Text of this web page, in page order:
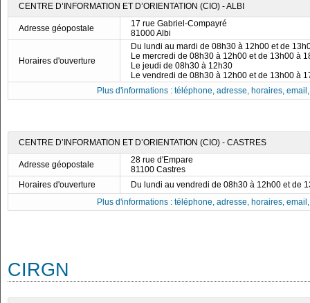
CENTRE D’INFORMATION ET D’ORIENTATION (CIO) - ALBI
Adresse géopostale
17 rue Gabriel-Compayré
81000 Albi
Horaires d'ouverture
Du lundi au mardi de 08h30 à 12h00 et de
Le mercredi de 08h30 à 12h00 et de 13h00 à
Le jeudi de 08h30 à 12h30
Le vendredi de 08h30 à 12h00 et de 13h00 à
Plus d'informations : téléphone, adresse, horaires,
CENTRE D’INFORMATION ET D’ORIENTATION (CIO) - CASTRES
Adresse géopostale
28 rue d'Empare
81100 Castres
Horaires d'ouverture
Du lundi au vendredi de 08h30 à 12h00 et de
Plus d'informations : téléphone, adresse, horaires,
CIRGN